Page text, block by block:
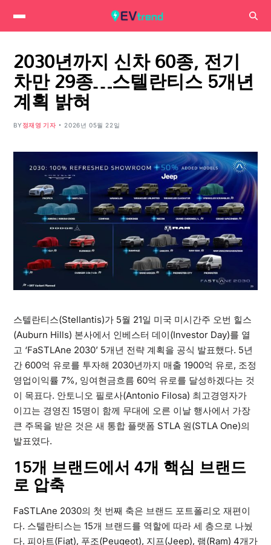
2030년까지 신차 60종, 전기
차만 29종…스텔란티스 5개년
계획 밝혀
BY 정재영 기자 2026년 05월 22일
스텔란티스(Stellantis)가 5월 21일 미국 미시간주 오번 힐스
(Auburn Hills) 본사에서 인베스터 데이(Investor Day)를 열
고 ‘FaSTLAne 2030’ 5개년 전략 계획을 공식 발표했다. 5년
간 600억 유로를 투자해 2030년까지 매출 1900억 유로, 조정
영업이익률 7%, 잉여현금흐름 60억 유로를 달성하겠다는 것
이 목표다. 안토니오 필로사(Antonio Filosa) 최고경영자가
이끄는 경영진 15명이 함께 무대에 오른 이날 행사에서 가장
큰 주목을 받은 것은 새 통합 플랫폼 STLA 원(STLA One)의
발표였다.
15개 브랜드에서 4개 핵심 브랜드
로 압축
FaSTLAne 2030의 첫 번째 축은 브랜드 포트폴리오 재편이
다. 스텔란티스는 15개 브랜드를 역할에 따라 세 층으로 나눴
다. 피아트(Fiat), 푸조(Peugeot), 지프(Jeep), 램(Ram) 4개가